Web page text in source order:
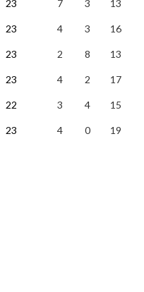
23 7 3 13
23 4 3 16
23 2 8 13
23 4 2 17
22 3 4 15
23 4 0 19